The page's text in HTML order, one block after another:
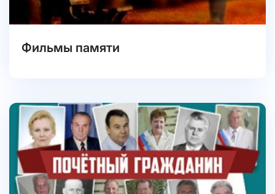
Фильмы памяти